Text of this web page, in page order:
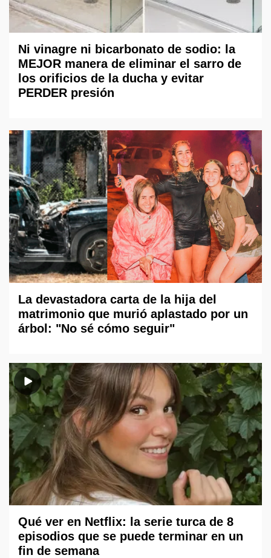
Ni vinagre ni bicarbonato de sodio: la
MEJOR manera de eliminar el sarro de
los orificios de la ducha y evitar
PERDER presión
La devastadora carta de la hija del
matrimonio que murió aplastado por un
árbol: "No sé cómo seguir"
Qué ver en Netflix: la serie turca de 8
episodios que se puede terminar en un
fin de semana